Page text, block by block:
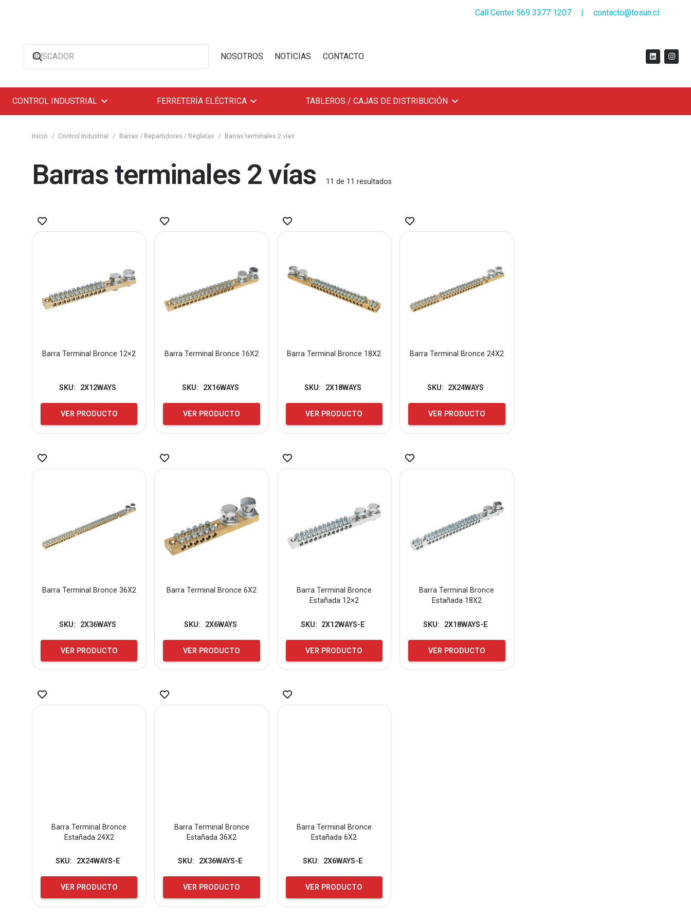
Call Center 569 3377 1207 | contacto@tosun.cl
NOSOTROS NOTICIAS CONTACTO
CONTROL INDUSTRIAL FERRETERÍA ELÉCTRICA TABLEROS / CAJAS DE DISTRIBUCIÓN
Inicio / Control Industrial / Barras / Repartidores / Regletas / Barras terminales 2 vías
Barras terminales 2 vías 11 de 11 resultados
Barra Terminal Bronce 12×2
SKU: 2X12WAYS
VER PRODUCTO
Barra Terminal Bronce 16X2
SKU: 2X16WAYS
VER PRODUCTO
Barra Terminal Bronce 18X2
SKU: 2X18WAYS
VER PRODUCTO
Barra Terminal Bronce 24X2
SKU: 2X24WAYS
VER PRODUCTO
Barra Terminal Bronce 36X2
SKU: 2X36WAYS
VER PRODUCTO
Barra Terminal Bronce 6X2
SKU: 2X6WAYS
VER PRODUCTO
Barra Terminal Bronce
Estañada 12×2
SKU: 2X12WAYS-E
VER PRODUCTO
Barra Terminal Bronce
Estañada 18X2
SKU: 2X18WAYS-E
VER PRODUCTO
Barra Terminal Bronce
Estañada 24X2
SKU: 2X24WAYS-E
VER PRODUCTO
Barra Terminal Bronce
Estañada 36X2
SKU: 2X36WAYS-E
VER PRODUCTO
Barra Terminal Bronce
Estañada 6X2
SKU: 2X6WAYS-E
VER PRODUCTO